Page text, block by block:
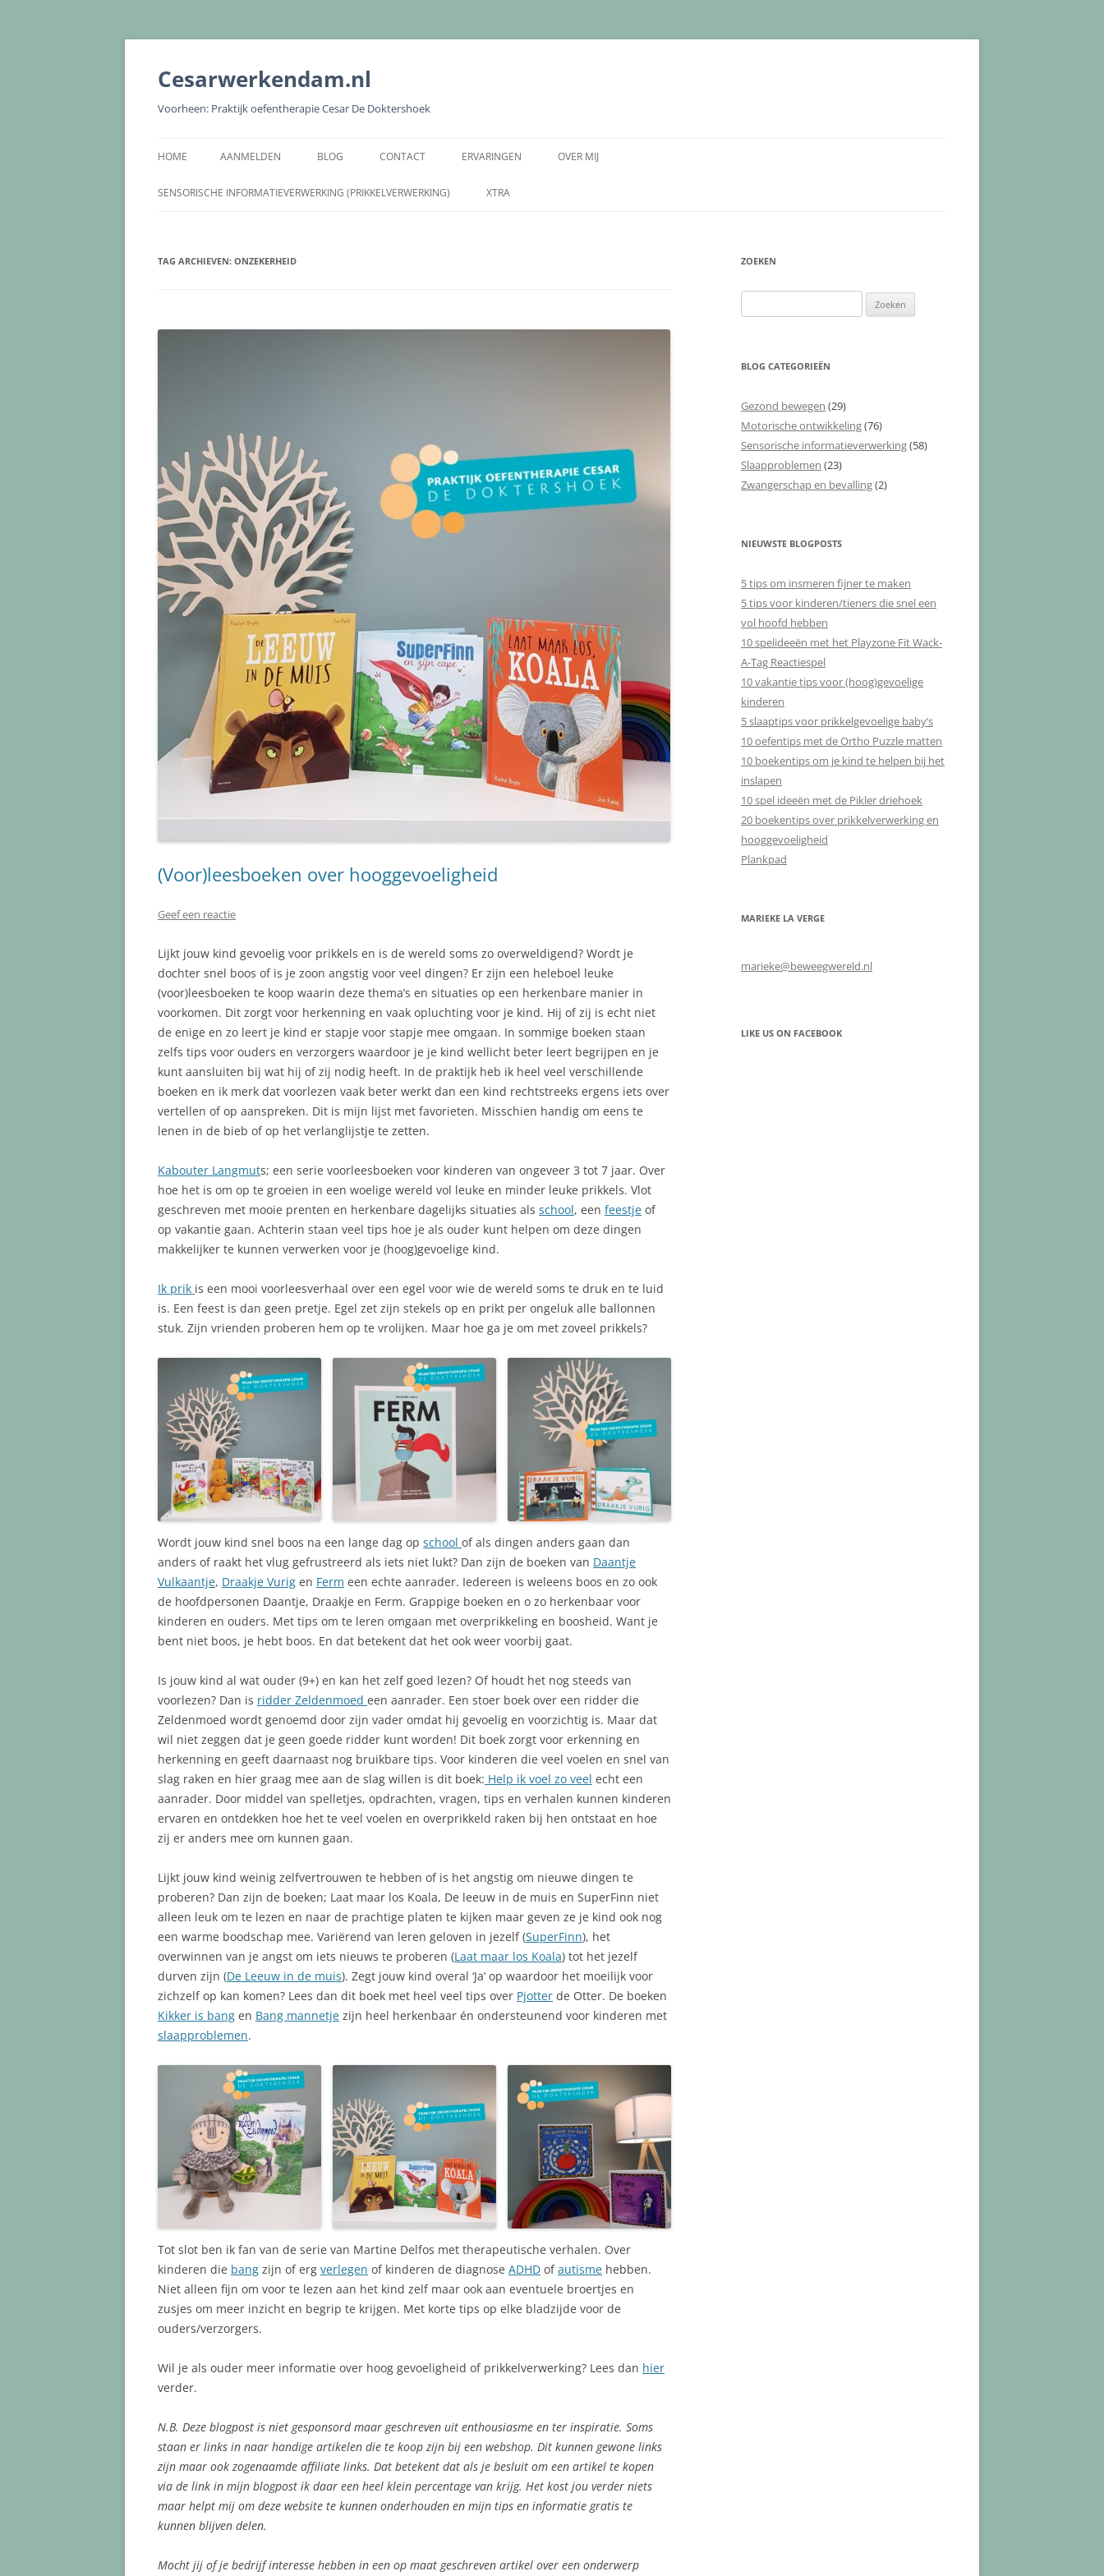
Cesarwerkendam.nl
Voorheen: Praktijk oefentherapie Cesar De Doktershoek
naar
HOME AANMELDEN BLOG CONTACT ERVARINGEN OVER MIJ
SENSORISCHE INFORMATIEVERWERKING (PRIKKELVERWERKING) XTRA
TAG ARCHIEVEN: ONZEKERHEID
(Voor)leesboeken over hooggevoeligheid
Geef een reactie
Lijkt jouw kind gevoelig voor prikkels en is de wereld soms zo overweldigend? Wordt je
dochter snel boos of is je zoon angstig voor veel dingen? Er zijn een heleboel leuke
(voor)leesboeken te koop waarin deze thema’s en situaties op een herkenbare manier in
voorkomen. Dit zorgt voor herkenning en vaak opluchting voor je kind. Hij of zij is echt niet
de enige en zo leert je kind er stapje voor stapje mee omgaan. In sommige boeken staan
zelfs tips voor ouders en verzorgers waardoor je je kind wellicht beter leert begrijpen en je
kunt aansluiten bij wat hij of zij nodig heeft. In de praktijk heb ik heel veel verschillende
boeken en ik merk dat voorlezen vaak beter werkt dan een kind rechtstreeks ergens iets over
vertellen of op aanspreken. Dit is mijn lijst met favorieten. Misschien handig om eens te
lenen in de bieb of op het verlanglijstje te zetten.
Kabouter Langmuts; een serie voorleesboeken voor kinderen van ongeveer 3 tot 7 jaar. Over
hoe het is om op te groeien in een woelige wereld vol leuke en minder leuke prikkels. Vlot
geschreven met mooie prenten en herkenbare dagelijks situaties als school, een feestje of
op vakantie gaan. Achterin staan veel tips hoe je als ouder kunt helpen om deze dingen
makkelijker te kunnen verwerken voor je (hoog)gevoelige kind.
Ik prik is een mooi voorleesverhaal over een egel voor wie de wereld soms te druk en te luid
is. Een feest is dan geen pretje. Egel zet zijn stekels op en prikt per ongeluk alle ballonnen
stuk. Zijn vrienden proberen hem op te vrolijken. Maar hoe ga je om met zoveel prikkels?
Wordt jouw kind snel boos na een lange dag op school of als dingen anders gaan dan
anders of raakt het vlug gefrustreerd als iets niet lukt? Dan zijn de boeken van Daantje
Vulkaantje, Draakje Vurig en Ferm een echte aanrader. Iedereen is weleens boos en zo ook
de hoofdpersonen Daantje, Draakje en Ferm. Grappige boeken en o zo herkenbaar voor
kinderen en ouders. Met tips om te leren omgaan met overprikkeling en boosheid. Want je
bent niet boos, je hebt boos. En dat betekent dat het ook weer voorbij gaat.
Is jouw kind al wat ouder (9+) en kan het zelf goed lezen? Of houdt het nog steeds van
voorlezen? Dan is ridder Zeldenmoed een aanrader. Een stoer boek over een ridder die
Zeldenmoed wordt genoemd door zijn vader omdat hij gevoelig en voorzichtig is. Maar dat
wil niet zeggen dat je geen goede ridder kunt worden! Dit boek zorgt voor erkenning en
herkenning en geeft daarnaast nog bruikbare tips. Voor kinderen die veel voelen en snel van
slag raken en hier graag mee aan de slag willen is dit boek: Help ik voel zo veel echt een
aanrader. Door middel van spelletjes, opdrachten, vragen, tips en verhalen kunnen kinderen
ervaren en ontdekken hoe het te veel voelen en overprikkeld raken bij hen ontstaat en hoe
zij er anders mee om kunnen gaan.
Lijkt jouw kind weinig zelfvertrouwen te hebben of is het angstig om nieuwe dingen te
proberen? Dan zijn de boeken; Laat maar los Koala, De leeuw in de muis en SuperFinn niet
alleen leuk om te lezen en naar de prachtige platen te kijken maar geven ze je kind ook nog
een warme boodschap mee. Variërend van leren geloven in jezelf (SuperFinn), het
overwinnen van je angst om iets nieuws te proberen (Laat maar los Koala) tot het jezelf
durven zijn (De Leeuw in de muis). Zegt jouw kind overal ‘Ja’ op waardoor het moeilijk voor
zichzelf op kan komen? Lees dan dit boek met heel veel tips over Pjotter de Otter. De boeken
Kikker is bang en Bang mannetje zijn heel herkenbaar én ondersteunend voor kinderen met
slaapproblemen.
Tot slot ben ik fan van de serie van Martine Delfos met therapeutische verhalen. Over
kinderen die bang zijn of erg verlegen of kinderen de diagnose ADHD ofautisme hebben.
Niet alleen fijn om voor te lezen aan het kind zelf maar ook aan eventuele broertjes en
zusjes om meer inzicht en begrip te krijgen. Met korte tips op elke bladzijde voor de
ouders/verzorgers.
Wil je als ouder meer informatie over hoog gevoeligheid of prikkelverwerking? Lees dan hier
verder.
N.B. Deze blogpost is niet gesponsord maar geschreven uit enthousiasme en ter inspiratie. Soms
staan er links in naar handige artikelen die te koop zijn bij een webshop. Dit kunnen gewone links
zijn maar ook zogenaamde affiliate links. Dat betekent dat als je besluit om een artikel te kopen
via de link in mijn blogpost ik daar een heel klein percentage van krijg. Het kost jou verder niets
maar helpt mij om deze website te kunnen onderhouden en mijn tips en informatie gratis te
kunnen blijven delen.
Mocht jij of je bedrijf interesse hebben in een op maat geschreven artikel over een onderwerp
ZOEKEN
naar:
BLOG CATEGORIEËN
Gezond bewegen (29)
Motorische ontwikkeling(76)
Sensorische informatieverwerking(58)
Slaapproblemen (23)
Zwangerschap en bevalling(2)
NIEUWSTE BLOGPOSTS
5 tips om insmeren fijner te maken
5 tips voor kinderen/tieners die snel een
vol hoofd hebben
10 spelideeën met het Playzone Fit Wack-
A-Tag Reactiespel
10 vakantie tips voor (hoog)gevoelige
kinderen
5 slaaptips voor prikkelgevoelige baby’s
10 oefentips met de Ortho Puzzle matten
10 boekentips om je kind te helpen bij het
inslapen
10 spel ideeën met de Pikler driehoek
20 boekentips over prikkelverwerking en
hooggevoeligheid
Plankpad
MARIEKE LA VERGE
marieke@beweegwereld.nl
LIKE US ON FACEBOOK